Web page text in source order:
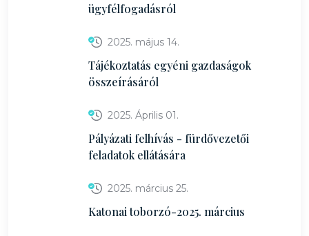
ügyfélfogadásról
2025. május 14.
Tájékoztatás egyéni gazdaságok
összeírásáról
2025. Április 01.
Pályázati felhívás - fürdővezetői
feladatok ellátására
2025. március 25.
Katonai toborzó-2025. március